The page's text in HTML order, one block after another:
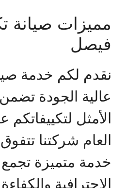
مميزات صيانة
فيصل
نقدم لكم خدمة
عالية الجودة تضمن
الأمثل لتكييفاتكم
العام شركتنا
خدمة متميزة تجمع
الاحترافية